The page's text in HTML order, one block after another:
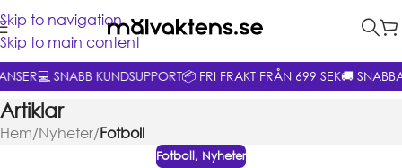
Skip to navigation
Skip to main content
💻 SNABB KUNDSUPPORT📦 FRI FRAKT FRÅN 699 SEK🚚
Artiklar
Hem/Nyheter/Fotboll
Fotboll, Nyheter